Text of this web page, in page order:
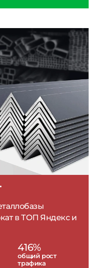
в ТОП Яндекс и
416%
общий рост
трафика